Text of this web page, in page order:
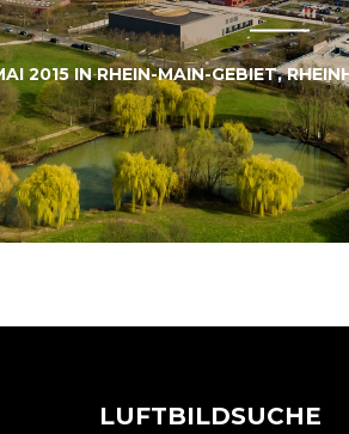
2015INRHEIN-MAIN-GEBIET,
LUFTBILDSUCHE